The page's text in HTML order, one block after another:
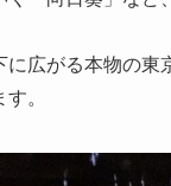
広がる本物の
。